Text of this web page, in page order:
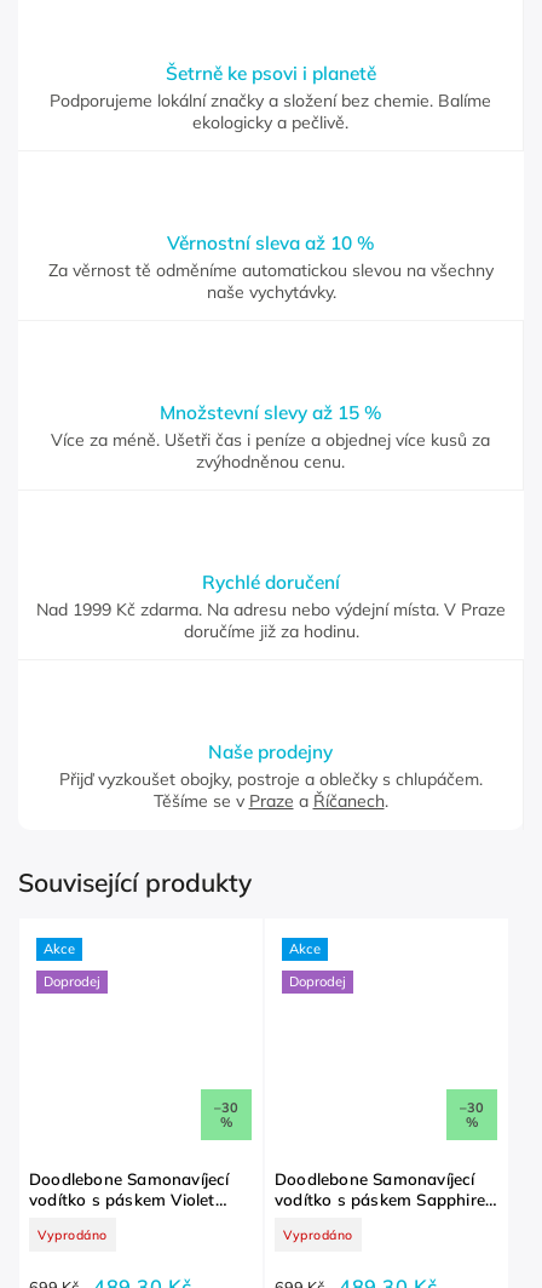
Šetrně ke psovi i planetě
Podporujeme lokální značky a složení bez chemie. Balíme
ekologicky a pečlivě.
Věrnostní sleva až 10 %
Za věrnost tě odměníme automatickou slevou na všechny
naše vychytávky.
Množstevní slevy až 15 %
Více za méně. Ušetři čas i peníze a objednej více kusů za
zvýhodněnou cenu.
Rychlé doručení
Nad 1999 Kč zdarma. Na adresu nebo výdejní místa. V Praze
doručíme již za hodinu.
Naše prodejny
Přijď vyzkoušet obojky, postroje a oblečky s chlupáčem.
Těšíme se v Praze a Říčanech.
Související produkty
Akce
Doprodej
–30
%
Doodlebone Samonavíjecí
vodítko s páskem Violet
Vyprodáno
Akce
Doprodej
–30
%
Doodlebone Samonavíjecí
vodítko s páskem Sapphire
Vyprodáno